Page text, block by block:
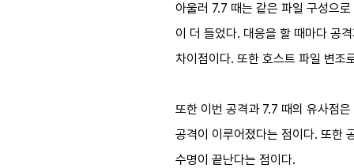
아울러 7.7 때는 같은 파일 구성으
이 더 들었다. 대응을 할 때마다 공
차이점이다. 또한 호스트 파일 변조
또한 이번 공격과 7.7 때의 유사점
공격이 이루어졌다는 점이다. 또한
수명이 끝난다는 점이다.